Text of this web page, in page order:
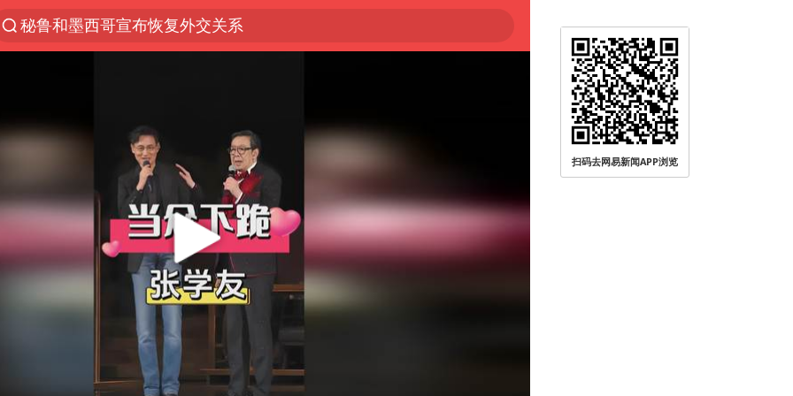
秘鲁和墨西哥宣布恢复外交关系
全球首个长时储能一体化产业园量产
四川宜宾市高县4.9级地震致1人死亡
胜宏科技：股票交易异常波动
U17国足点球大战淘汰河床晋级决赛
百花奖开幕式
日本试射“战斧”导弹，国防部回应
胡彦斌韩磊 谁帮谁
胡彦斌获《歌手2026》歌王
扫码去网易新闻APP浏览